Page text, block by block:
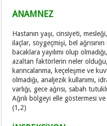
ANAMNEZ
Hastanın yaşı, cinsiyeti,
ilaçlar, soygeçmişi, bel
bacaklara yayılımı olup
azaltan faktörlerin neler
karıncalanma, keçeleşme ve
olmadığı, analjezik kullanımı,
varlığı, gece ağrısı, sabah
Ağrılı bölgeyi elle göstermesi ve
(1,2)